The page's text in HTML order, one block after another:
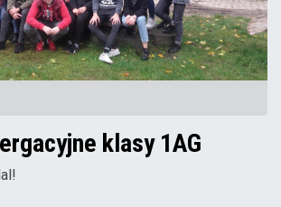
klasy 1AG